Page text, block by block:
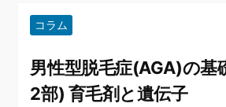
コラム
男性型脱毛症(AGA)の基
2部) 育毛剤と遺伝子